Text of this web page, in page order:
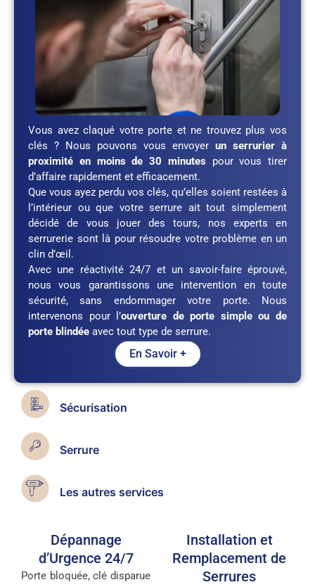
Vous avez claqué votre porte et ne trouvez plus vos
clés ? Nous pouvons vous envoyer un serrurier à
proximité en moins de 30 minutes pour vous tirer
d’affaire rapidement et efficacement.
Que vous ayez perdu vos clés, qu’elles soient restées à
l’intérieur ou que votre serrure ait tout simplement
décidé de vous jouer des tours, nos experts en
serrurerie sont là pour résoudre votre problème en un
clin d’œil.
Avec une réactivité 24/7 et un savoir-faire éprouvé,
nous vous garantissons une intervention en toute
sécurité, sans endommager votre porte. Nous
intervenons pour l’ouverture de porte simple ou de
porte blindée avec tout type de serrure.
En Savoir +
Sécurisation
Serrure
Les autres services
Dépannage
d’Urgence 24/7
Porte bloquée, clé disparue
Installation et
Remplacement de
Serrures